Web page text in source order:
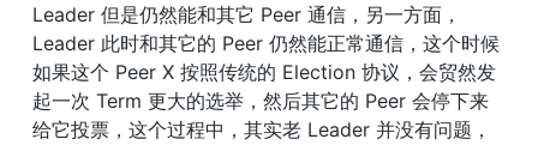
Leader 但是仍然能和其它 Peer 通信，另一方面，
Leader 此时和其它的 Peer 仍然能正常通信，这个时候
如果这个 Peer X 按照传统的 Election 协议，会贸然发
起一次 Term 更大的选举，然后其它的 Peer 会停下来
给它投票，这个过程中，其实老 Leader 并没有问题，